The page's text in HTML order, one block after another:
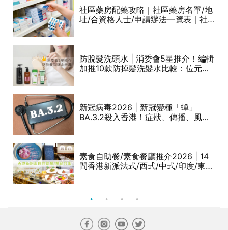
社區藥房配藥攻略｜社區藥房名單/地
址/合資格人士/申請辦法一覽表｜社
防脫髮洗頭水 | 消委會5星推介！編輯
加推10款防掉髮洗髮水比較：位元
新冠病毒2026 | 新冠變種「蟬」
BA.3.2殺入香港！症狀、傳播、風險
素食自助餐/素食餐廳推介2026 | 14
間香港新派法式/西式/中式/印度/東南